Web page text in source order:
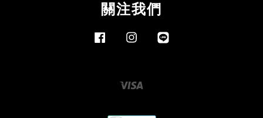
關注我們
FacebookInstagram